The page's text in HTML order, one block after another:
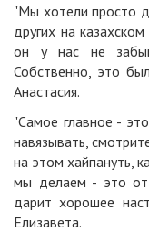
"Мы хотели просто
других на
он у нас не
Собственно, это
Анастасия.
"Самое главное -
навязывать,
на этом хайпануть,
мы делаем - это от
дарит хорошее
Елизавета.